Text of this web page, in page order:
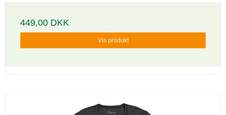
449,00 DKK
Vis produkt